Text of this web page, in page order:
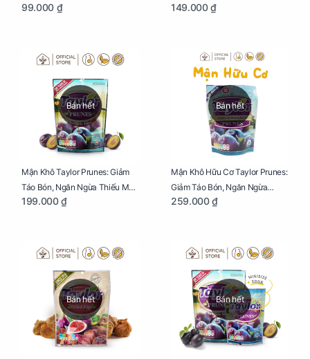
Đường, Dị Tật Thai Nhi Túi 25g
99.000 ₫
Giảm Mệt Mỏi Cho Mẹ Bầu Túi
149.000 ₫
Bán hết
Mận Khô Taylor Prunes: Giảm
Táo Bón, Ngăn Ngừa Thiếu Máu
Cho Mẹ Bầu Túi 250g
199.000 ₫
Bán hết
Mận Khô Hữu Cơ Taylor Prunes:
Giảm Táo Bón, Ngăn Ngừa
Thiếu Máu Cho Mẹ Bầu Túi
259.000 ₫
Bán hết Bán hết